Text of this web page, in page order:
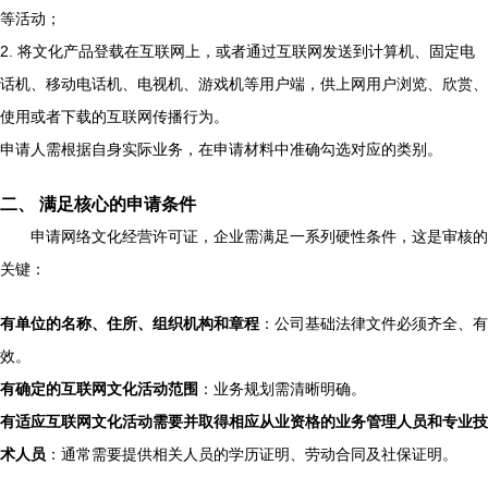
等活动；
2. 将文化产品登载在互联网上，或者通过互联网发送到计算机、固定电
话机、移动电话机、电视机、游戏机等用户端，供上网用户浏览、欣赏、
使用或者下载的互联网传播行为。
申请人需根据自身实际业务，在申请材料中准确勾选对应的类别。
二、 满足核心的申请条件
申请网络文化经营许可证，企业需满足一系列硬性条件，这是审核的
关键：
有单位的名称、住所、组织机构和章程 ：公司基础法律文件必须齐全、有
效。
有确定的互联网文化活动范围 ：业务规划需清晰明确。
有适应互联网文化活动需要并取得相应从业资格的业务管理人员和专业技
术人员 ：通常需要提供相关人员的学历证明、劳动合同及社保证明。